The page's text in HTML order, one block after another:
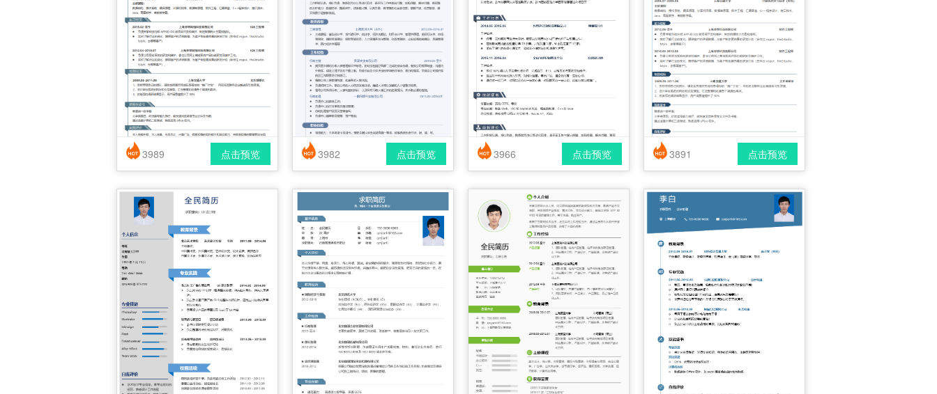
简历风格： 时尚 / 简洁 / 应届生
点击预览
3989
简历风格： 时尚 / 简洁 / 应届生
点击预览
3982
简历风格： 时尚 / 简洁 / 应届生
点击预览
3966
简历风格： 简洁 / 时尚 / 应届生
点击预览
3891